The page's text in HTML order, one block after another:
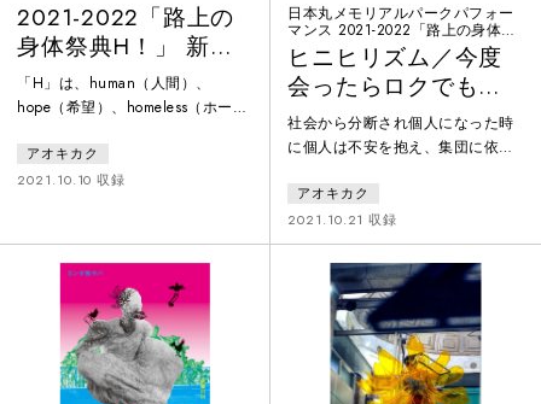
2021-2022「路上の
身体祭典H！」 新人H
ソケリッサ！横浜／
東京路上ダンスツア
「H」は、human（人間）、
hope（希望）、homeless（ホーム
ナ禍において増加する貧困生活者
や苦しみを抱えた方達が心身の豊
共空間を主とした8会場で、新人H
ソケリッサ！新作ダンスパフォー
マンス『ヒニヒリズム／今度会っ
たらロクでもない奴らと仲良くな
りてえ・・』、映画上映、トー
ク、WS、展示を展開。
アオキカク
2021.10.10 収録
日本丸メモリアルパークパフォー
マンス 2021-2022「路上の身体祭
典H！」新人Hソケリッサ！横浜／
東京路上ダンスツアー#2
ヒニヒリズム／今度
会ったらロクでもな
い奴らと仲良くなり
てえ・・
社会から分断され個人になった時
に個人は不安を抱え、集団に依存
る。我々は生きる手段としてこの
大きな集団に取り込まれ、それは
習慣となり個人という存在や輝き
は飲み込まれてしまうだろう。し
かし希望を失った身体は、言うな
れば囚われた習慣を捨てた身体の
始まりであり、強靭な個人の身体
の始まりだと僕は思う。歪な躍動
のリズムで僕は目を覚ましたい。
アオキカク
2021.10.21 収録